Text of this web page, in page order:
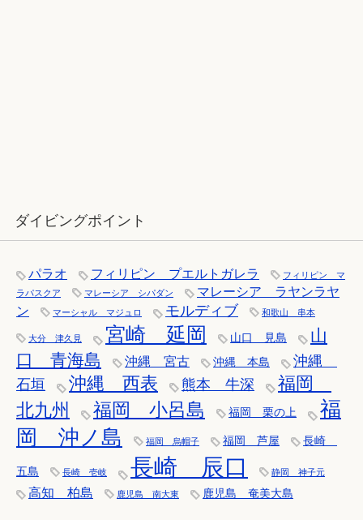
ダイビングポイント
パラオ フィリピン プエルトガレラ
フィリピン マ
ラパスクア
マレーシア シパダン
マレーシア ラヤンラヤ
ン
マーシャル マジュロ モルディブ 和歌山 串本
大分 津久見 宮崎 延岡 山口 見島
山
口 青海島
沖縄 宮古 沖縄 本島
沖縄
石垣
沖縄 西表 熊本 牛深
福岡
北九州
福岡 小呂島 福岡 栗の上
福
岡 沖ノ島
福岡 烏帽子 福岡 芦屋 長崎
五島 長崎 壱岐 長崎 辰口 静岡 神子元
高知 柏島 鹿児島 南大東 鹿児島 奄美大島